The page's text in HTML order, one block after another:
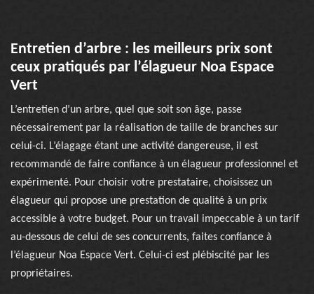
Entretien d’arbre : les meilleurs prix sont
ceux pratiqués par l’élagueur Noa Espace
Vert
L’entretien d’un arbre, quel que soit son âge, passe
nécessairement par la réalisation de taille de branches sur
celui-ci. L’élagage étant une activité dangereuse, il est
recommandé de faire confiance à un élagueur professionnel et
expérimenté. Pour choisir votre prestataire, choisissez un
élagueur qui propose une prestation de qualité à un prix
accessible à votre budget. Pour un travail impeccable à un tarif
au-dessous de celui de ses concurrents, faites confiance à
l’élagueur Noa Espace Vert. Celui-ci est plébiscité par les
propriétaires.